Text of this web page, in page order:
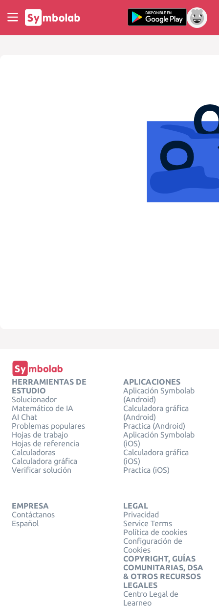
HERRAMIENTAS DE
ESTUDIO
Solucionador
Matemático de IA
AI Chat
Problemas populares
Hojas de trabajo
Hojas de referencia
Calculadoras
Calculadora gráfica
Verificar solución
APLICACIONES
Aplicación Symbolab
(Android)
Calculadora gráfica
(Android)
Practica (Android)
Aplicación Symbolab
(iOS)
Calculadora gráfica
(iOS)
Practica (iOS)
EMPRESA
Contáctanos
Español
LEGAL
Privacidad
Service Terms
Política de cookies
Configuración de
Cookies
COPYRIGHT, GUÍAS
COMUNITARIAS, DSA
& OTROS RECURSOS
LEGALES
Centro Legal de
Learneo